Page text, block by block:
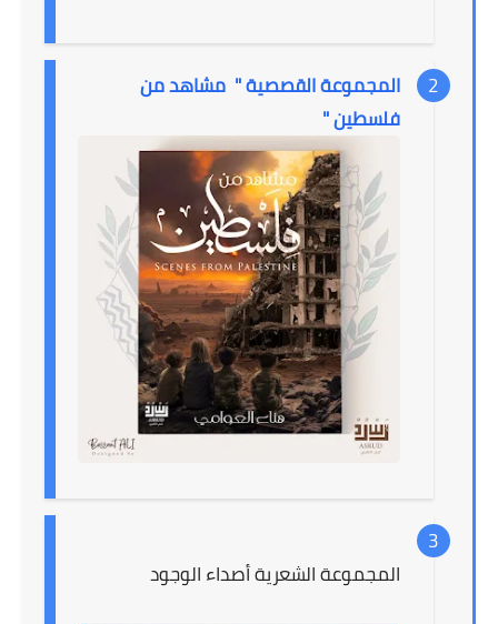
المجموعة القصصية " مشاهد من
فلسطين "
المجموعة الشعرية أصداء الوجود